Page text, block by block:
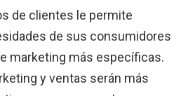
de clientes le permite
de sus consumidores
marketing más específicas.
y ventas serán más